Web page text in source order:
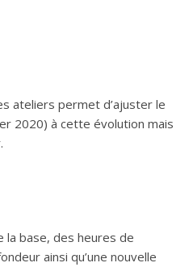
ateliers permet d’ajuster le
2020) à cette évolution mais
la base, des heures de
ainsi qu’une nouvelle